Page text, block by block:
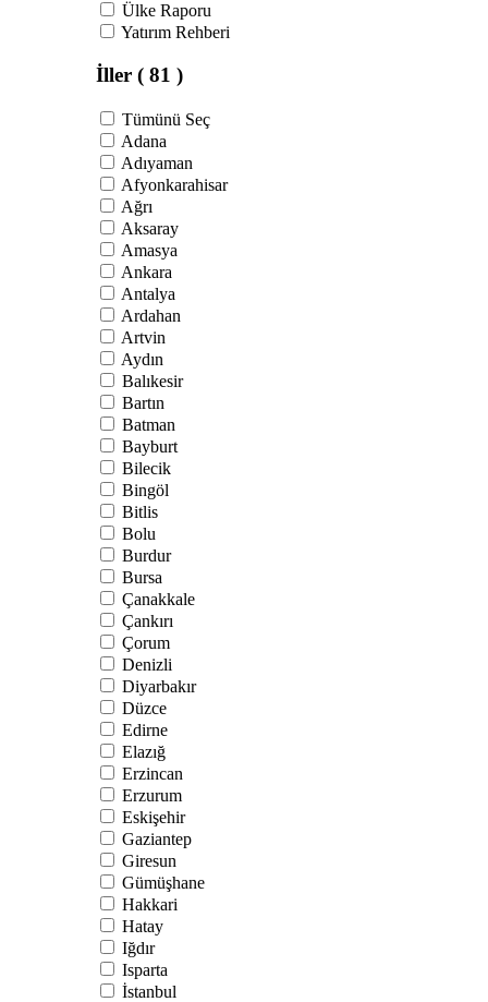
Ülke Raporu
Yatırım Rehberi
İller ( 81 )
Tümünü Seç
Adana
Adıyaman
Afyonkarahisar
Ağrı
Aksaray
Amasya
Ankara
Antalya
Ardahan
Artvin
Aydın
Balıkesir
Bartın
Batman
Bayburt
Bilecik
Bingöl
Bitlis
Bolu
Burdur
Bursa
Çanakkale
Çankırı
Çorum
Denizli
Diyarbakır
Düzce
Edirne
Elazığ
Erzincan
Erzurum
Eskişehir
Gaziantep
Giresun
Gümüşhane
Hakkari
Hatay
Iğdır
Isparta
İstanbul